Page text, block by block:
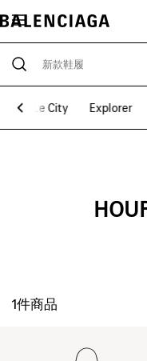
Le City Explorer
1件商品